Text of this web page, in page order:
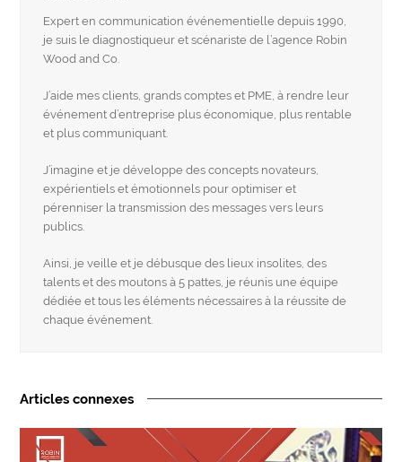
Expert en communication événementielle depuis 1990,
je suis le diagnostiqueur et scénariste de l’agence Robin
Wood and Co.
J’aide mes clients, grands comptes et PME, à rendre leur
événement d’entreprise plus économique, plus rentable
et plus communiquant.
J’imagine et je développe des concepts novateurs,
expérientiels et émotionnels pour optimiser et
pérenniser la transmission des messages vers leurs
publics.
Ainsi, je veille et je débusque des lieux insolites, des
talents et des moutons à 5 pattes, je réunis une équipe
dédiée et tous les éléments nécessaires à la réussite de
chaque événement.
Articles connexes